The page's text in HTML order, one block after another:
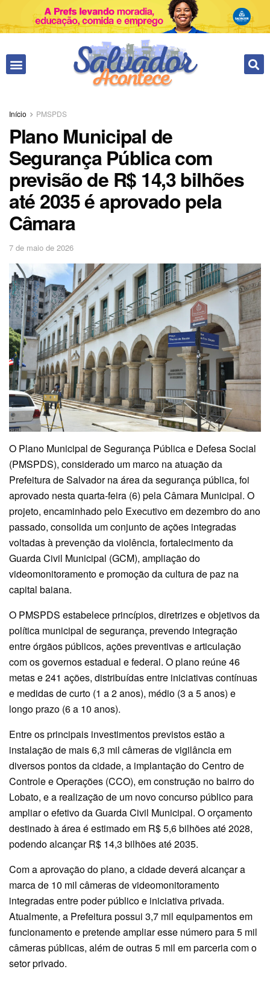
Início PMSPDS
Plano Municipal de
Segurança Pública com
previsão de R$ 14,3 bilhões
até 2035 é aprovado pela
Câmara
7 de maio de 2026
O Plano Municipal de Segurança Pública e Defesa Social
(PMSPDS), considerado um marco na atuação da
Prefeitura de Salvador na área da segurança pública, foi
aprovado nesta quarta-feira (6) pela Câmara Municipal. O
projeto, encaminhado pelo Executivo em dezembro do ano
passado, consolida um conjunto de ações integradas
voltadas à prevenção da violência, fortalecimento da
Guarda Civil Municipal (GCM), ampliação do
videomonitoramento e promoção da cultura de paz na
capital baiana.
O PMSPDS estabelece princípios, diretrizes e objetivos da
política municipal de segurança, prevendo integração
entre órgãos públicos, ações preventivas e articulação
com os governos estadual e federal. O plano reúne 46
metas e 241 ações, distribuídas entre iniciativas contínuas
e medidas de curto (1 a 2 anos), médio (3 a 5 anos) e
longo prazo (6 a 10 anos).
Entre os principais investimentos previstos estão a
instalação de mais 6,3 mil câmeras de vigilância em
diversos pontos da cidade, a implantação do Centro de
Controle e Operações (CCO), em construção no bairro do
Lobato, e a realização de um novo concurso público para
ampliar o efetivo da Guarda Civil Municipal. O orçamento
destinado à área é estimado em R$ 5,6 bilhões até 2028,
podendo alcançar R$ 14,3 bilhões até 2035.
Com a aprovação do plano, a cidade deverá alcançar a
marca de 10 mil câmeras de videomonitoramento
integradas entre poder público e iniciativa privada.
Atualmente, a Prefeitura possui 3,7 mil equipamentos em
funcionamento e pretende ampliar esse número para 5 mil
câmeras públicas, além de outras 5 mil em parceria com o
setor privado.